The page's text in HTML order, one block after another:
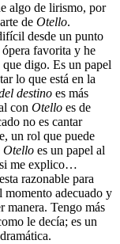
algo de lirismo, por
de Otello.
desde un punto
favorita y he
digo. Es un papel
lo que está en la
destino es más
con Otello es de
no es cantar
un rol que puede
Otello es un papel al
si me explico…
razonable para
momento adecuado y
manera. Tengo más
le decía; es un